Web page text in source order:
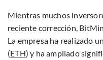
Mientras muchos
reciente corrección,
La empresa ha realizado
(ETH) y ha ampliado